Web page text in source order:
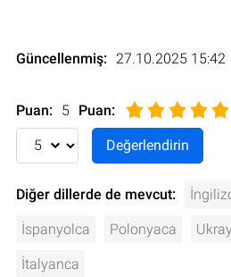
Güncellenmiş: 27.10.2025 15:42
Puan: 5 Puan:
Diğer dillerde de mevcut:
İspanyolca Polonyaca
İtalyanca